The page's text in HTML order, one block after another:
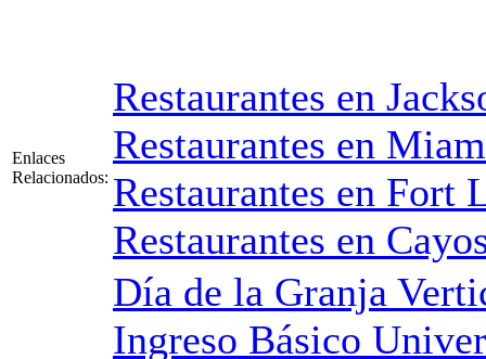
Enlaces
Relacionados:
Restaurantes en
Restaurantes en
Restaurantes en Fort
Restaurantes en
Día de la Granja
Ingreso Básico